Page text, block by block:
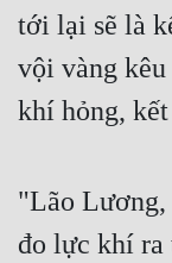
tới lại sẽ là
vội vàng
khí hỏng,
"Lão Lương,
đo lực khí